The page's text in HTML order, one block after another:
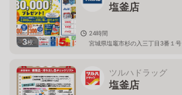
3枚
塩釜店
24時間
宮城県塩竈市杉の入三丁目3番１号
ツルハドラッグ
塩釜店